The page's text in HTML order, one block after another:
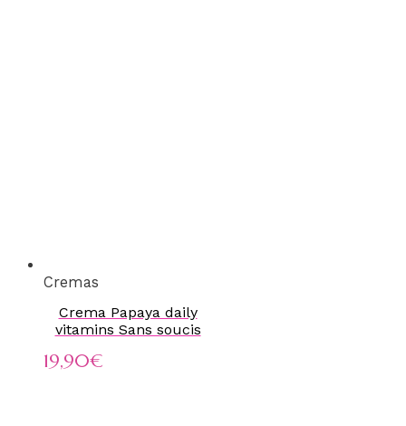
Cremas
Crema Papaya daily
vitamins Sans soucis
19,90€